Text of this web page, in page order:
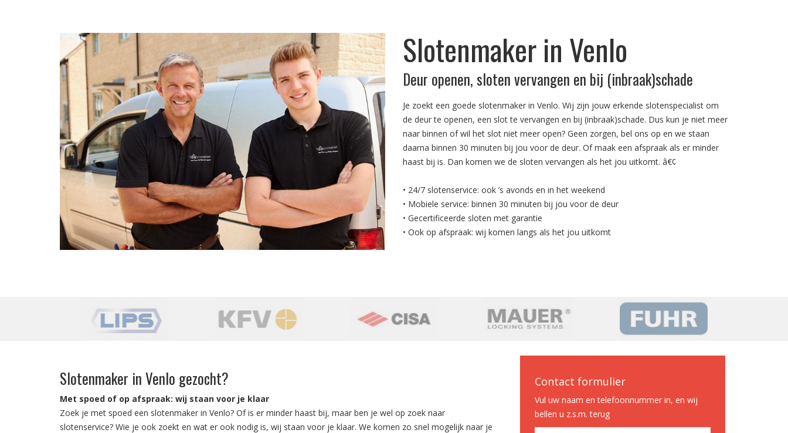
Slotenmaker in Venlo
Deur openen, sloten vervangen en bij (inbraak)schade
Je zoekt een goede slotenmaker in Venlo. Wij zijn jouw erkende slotenspecialist om
de deur te openen, een slot te vervangen en bij (inbraak)schade. Dus kun je niet meer
naar binnen of wil het slot niet meer open? Geen zorgen, bel ons op en we staan
daarna binnen 30 minuten bij jou voor de deur. Of maak een afspraak als er minder
haast bij is. Dan komen we de sloten vervangen als het jou uitkomt. â€¢
• 24/7 slotenservice: ook ’s avonds en in het weekend
• Mobiele service: binnen 30 minuten bij jou voor de deur
• Gecertificeerde sloten met garantie
• Ook op afspraak: wij komen langs als het jou uitkomt
Slotenmaker in Venlo gezocht?
Met spoed of op afspraak: wij staan voor je klaar
Zoek je met spoed een slotenmaker in Venlo? Of is er minder haast bij, maar ben je wel op zoek naar
slotenservice? Wie je ook zoekt en wat er ook nodig is, wij staan voor je klaar. We komen zo snel mogelijk naar je
Contact formulier
Vul uw naam en telefoonnummer in, en wij
bellen u z.s.m. terug